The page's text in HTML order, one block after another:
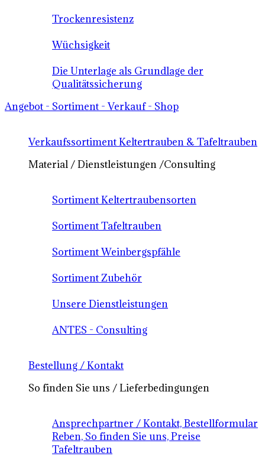
Trockenresistenz
Wüchsigkeit
Die Unterlage als Grundlage der
Qualitätssicherung
Angebot - Sortiment - Verkauf - Shop
Verkaufssortiment Keltertrauben & Tafeltrauben
Material / Dienstleistungen /Consulting
Sortiment Keltertraubensorten
Sortiment Tafeltrauben
Sortiment Weinbergspfähle
Sortiment Zubehör
Unsere Dienstleistungen
ANTES - Consulting
Bestellung / Kontakt
So finden Sie uns / Lieferbedingungen
Ansprechpartner / Kontakt, Bestellformular
Reben, So finden Sie uns, Preise
Tafeltrauben